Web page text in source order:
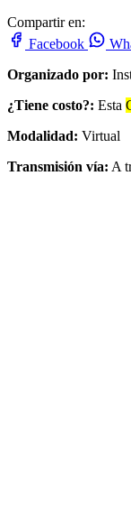
Compartir en:
Facebook
Organizado por:
¿Tiene costo?: Esta
Modalidad: Virtual
Transmisión vía: A